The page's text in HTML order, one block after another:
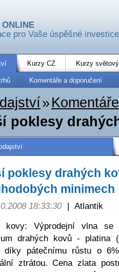
pro Vaše úspěšné investice
Kurzy CZ Kurzy
Komentáře a doporučení
»
poklesy
poklesy drahých
minimech
18:33:30 | Atlantik
kovy: Výprodejní vlna
drahých kovů - platina
díky pátečnímu růstu o
ztrátou. Cena zlata